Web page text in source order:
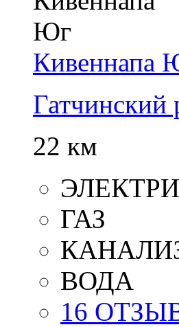
Кивеннапа
Гатчинский
22 км
ГАЗ
ВОДА
16